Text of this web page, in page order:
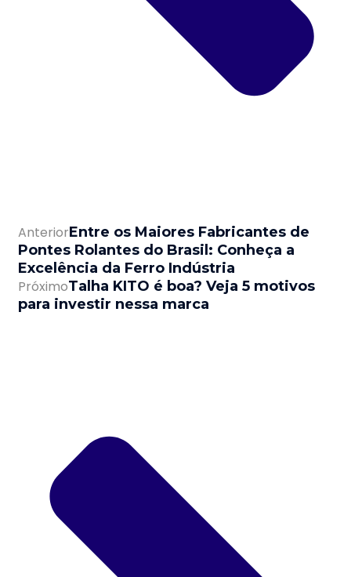
AnteriorEntre os Maiores Fabricantes de
Pontes Rolantes do Brasil: Conheça a
Excelência da Ferro Indústria
PróximoTalha KITO é boa? Veja 5 motivos
para investir nessa marca